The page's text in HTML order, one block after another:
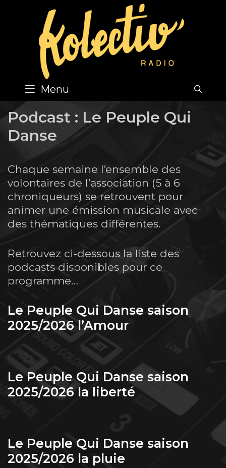
content
Menu
Podcast : Le Peuple Qui
Danse
Chaque semaine l’ensemble des
volontaires de l’association (5 à 6
chroniqueurs) se retrouvent pour
animer une émission musicale avec
des thématiques différentes.
Retrouvez ci-dessous la liste des
podcasts disponibles pour ce
programme…
Le Peuple Qui Danse saison
2025/2026 l’Amour
Le Peuple Qui Danse saison
2025/2026 la liberté
Le Peuple Qui Danse saison
2025/2026 la pluie